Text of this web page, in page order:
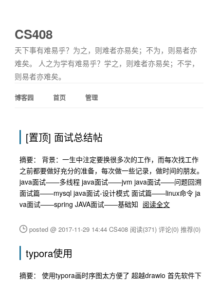
CS408
天下事有难易乎？为之，则难者亦易矣；不为，则易者亦
难矣。 人之为学有难易乎？学之，则难者亦易矣；不学，
则易者亦难矣。
博客园 首页 管理
[置顶] 面试总结帖
摘要： 背景：一生中注定要换很多次的工作，而每次找工作
之前都要做好充分的准备，每次做一些记录，做时间的朋友。
java面试——多线程 java面试——jvm java面试——问题回溯
面试篇——mysql java面试-设计模式 面试篇——linux命令 ja
va面试——spring JAVA面试——基础知 阅读全文
posted @ 2017-11-29 14:44 CS408 阅读(371) 评论(0) 推荐(0)
typora使用
摘要： 使用typora画时序图太方便了 超越drawio 首先软件下